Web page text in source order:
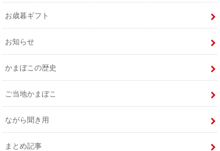
お歳暮ギフト
お知らせ
かまぼこの歴史
ご当地かまぼこ
ながら聞き用
まとめ記事